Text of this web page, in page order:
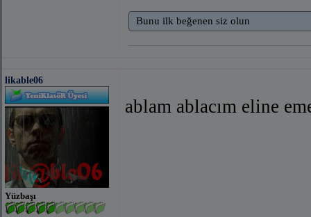
Bunu ilk beğenen siz olun
likable06
Yüzbaşı
ablam ablacım eline